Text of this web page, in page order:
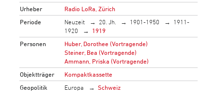
Urheber
Radio LoRa, Zürich
Periode
Neuzeit 20. Jh. 1901-1950
1911-
1920
1919
Personen
Huber, Dorothee (Vortragende)
Steiner, Bea (Vortragende)
Ammann, Priska (Vortragende)
Objektträger
Kompaktkassette
Geopolitik
Europa Schweiz